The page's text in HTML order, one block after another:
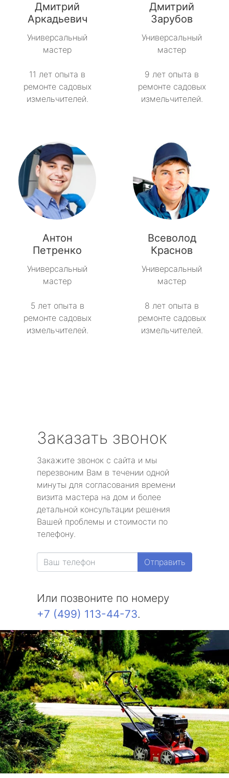
Дмитрий
Аркадьевич
Универсальный
мастер
11 лет опыта в
ремонте садовых
измельчителей.
Дмитрий
Зарубов
Универсальный
мастер
9 лет опыта в
ремонте садовых
измельчителей.
Антон
Петренко
Универсальный
мастер
5 лет опыта в
ремонте садовых
измельчителей.
Всеволод
Краснов
Универсальный
мастер
8 лет опыта в
ремонте садовых
измельчителей.
Заказать звонок
Закажите звонок с сайта и мы
перезвоним Вам в течении одной
минуты для согласования времени
визита мастера на дом и более
детальной консультации решения
Вашей проблемы и стоимости по
телефону.
Отправить
Или позвоните по номеру
+7 (499) 113-44-73.